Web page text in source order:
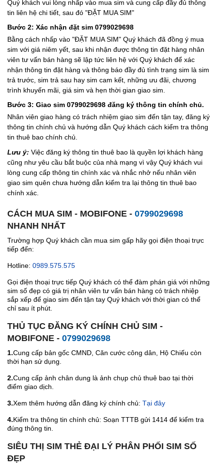
Quý khách vui lòng nhấp vào mua sim và cung cấp đầy đủ thông
tin liên hệ chi tiết, sau đó "ĐẶT MUA SIM"
Bước 2: Xác nhận đặt sim 0799029698
Bằng cách nhấp vào "ĐẶT MUA SIM" Quý khách đã đồng ý mua
sim với giá niêm yết, sau khi nhận được thông tin đặt hàng nhân
viên tư vấn bán hàng sẽ lập tức liên hệ với Quý khách để xác
nhận thông tin đặt hàng và thông báo đầy đủ tình trạng sim là sim
trả trước, sim trả sau hay sim cam kết, những ưu đãi, chương
trình khuyến mãi, giá sim và hẹn thời gian giao sim.
Bước 3: Giao sim 0799029698 đăng ký thông tin chính chủ.
Nhân viên giao hàng có trách nhiệm giao sim đến tận tay, đăng ký
thông tin chính chủ và hướng dẫn Quý khách cách kiểm tra thông
tin thuê bao chính chủ.
Lưu ý: Việc đăng ký thông tin thuê bao là quyền lợi khách hàng
cũng như yêu cầu bắt buộc của nhà mạng vì vậy Quý khách vui
lòng cung cấp thông tin chính xác và nhắc nhở nếu nhân viên
giao sim quên chưa hướng dẫn kiểm tra lại thông tin thuê bao
chính xác.
CÁCH MUA SIM - MOBIFONE - 0799029698
NHANH NHẤT
Trường hợp Quý khách cần mua sim gấp hãy gọi điện thoại trực
tiếp đến:
Hotline: 0989.575.575
Gọi điện thoại trực tiếp Quý khách có thể đàm phán giá với những
sim số đẹp có giá trị nhân viên tư vấn bán hàng có trách nhiệp
sắp xếp để giao sim đến tận tay Quý khách với thời gian có thể
chỉ sau ít phút.
THỦ TỤC ĐĂNG KÝ CHÍNH CHỦ SIM -
MOBIFONE - 0799029698
1.Cung cấp bản gốc CMND, Căn cước công dân, Hộ Chiếu còn
thời hạn sử dụng.
2.Cung cấp ảnh chân dung là ảnh chụp chủ thuê bao tại thời
điểm giao dịch.
3.Xem thêm hướng dẫn đăng ký chính chủ: Tại đây
4.Kiểm tra thông tin chính chủ: Soạn TTTB gửi 1414 để kiểm tra
đúng thông tin.
SIÊU THỊ SIM THẺ ĐẠI LÝ PHÂN PHỐI SIM SỐ
ĐẸP